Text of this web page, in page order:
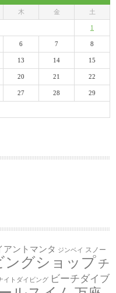
木 金 土
1
6 7 8
13 14 15
20 21 22
27 28 29
アントマンタ ジンベイ スノー
ングショップチ
イトダイビング ビーチダイブ